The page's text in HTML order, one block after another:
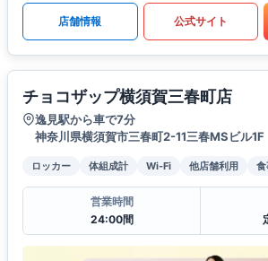
店舗情報 公式サイト
チョコザップ横須賀三春町店
逸見駅から車で7分
神奈川県横須賀市三春町2-11三春MSビル1F
ロッカー 体組成計 Wi-Fi 他店舗利用
営業時間
24:00間